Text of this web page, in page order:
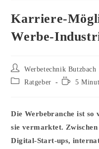
Karriere-
Werbe-
Beitrags-
Autor:
Werbetechnik Butzbach
Beitrags-Ratgeber Lesedauer:
5
Die Werbebranche ist
sie vermarktet.
Digital-Start-ups,